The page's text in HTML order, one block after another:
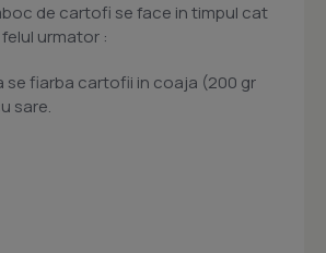
de cartofi se face in timpul cat
urmator :
se fiarba cartofii in coaja (200 gr
sare.